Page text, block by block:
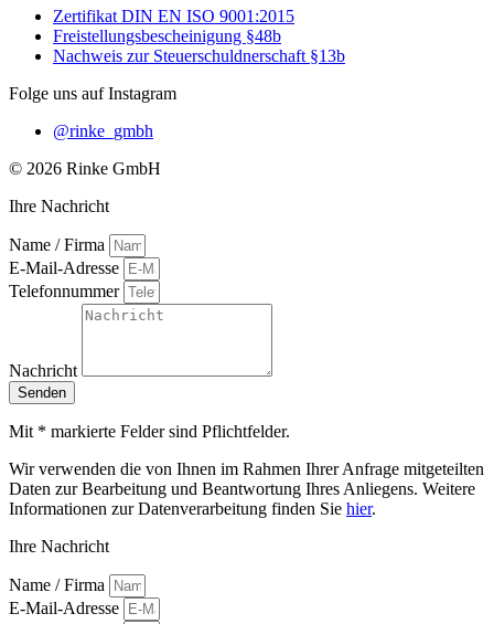
Zertifikat DIN EN ISO 9001:2015
Freistellungsbescheinigung §48b
Nachweis zur Steuerschuldnerschaft §13b
Folge uns auf Instagram
@rinke_gmbh
© 2026 Rinke GmbH
Ihre Nachricht
Name / Firma
E-Mail-Adresse
Telefonnummer
Nachricht
Senden
Mit * markierte Felder sind Pflichtfelder.
Wir verwenden die von Ihnen im Rahmen Ihrer Anfrage mitgeteilten
Daten zur Bearbeitung und Beantwortung Ihres Anliegens. Weitere
Informationen zur Datenverarbeitung finden Sie hier.
Ihre Nachricht
Name / Firma
E-Mail-Adresse